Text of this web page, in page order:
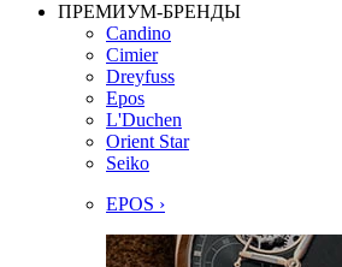
ПРЕМИУМ-БРЕНДЫ
Candino
Cimier
Dreyfuss
Epos
L'Duchen
Orient Star
Seiko
EPOS ›